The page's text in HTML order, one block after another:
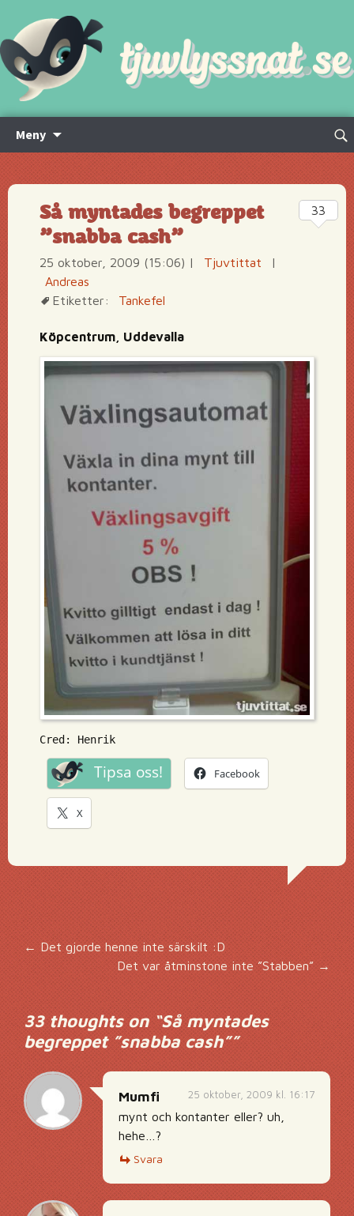
Meny
innehåll
Sök
Så myntades begreppet
”snabba cash”
25 oktober, 2009 (15:06) | Tjuvtittat
|
Andreas
Etiketter:
Tankefel
Köpcentrum, Uddevalla
Cred: Henrik
Tipsa oss! Facebook
X
33
Inläggsnavigering
← Det gjorde henne inte särskilt :D
Det var åtminstone inte ”Stabben” →
33 thoughts on “Så myntades
begreppet ”snabba cash””
25 oktober, 2009 kl. 16:17
Mumfi
mynt och kontanter eller? uh,
hehe…?
Svara